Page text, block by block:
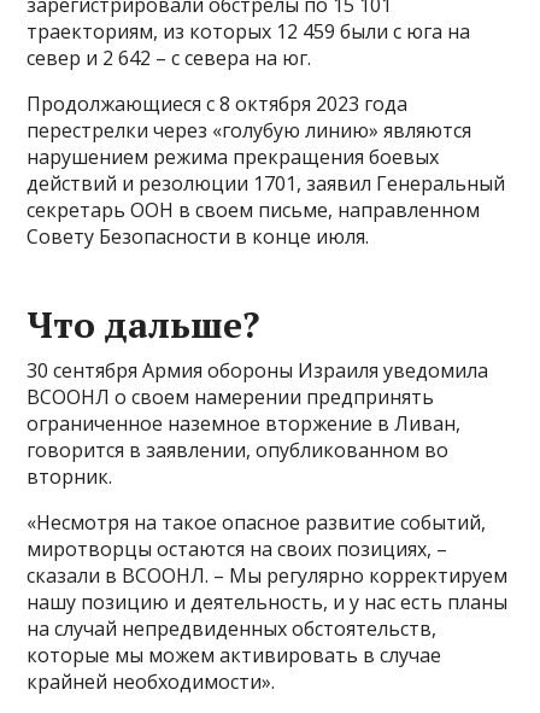
траекториям, из которых 12 459 были с юга на
север и 2 642 – с севера на юг.
Продолжающиеся с 8 октября 2023 года
перестрелки через «голубую линию» являются
нарушением режима прекращения боевых
действий и резолюции 1701, заявил Генеральный
секретарь ООН в своем письме, направленном
Совету Безопасности в конце июля.
Что дальше?
30 сентября Армия обороны Израиля уведомила
ВСООНЛ о своем намерении предпринять
ограниченное наземное вторжение в Ливан,
говорится в заявлении, опубликованном во
вторник.
«Несмотря на такое опасное развитие событий,
миротворцы остаются на своих позициях, –
сказали в ВСООНЛ. – Мы регулярно корректируем
нашу позицию и деятельность, и у нас есть планы
на случай непредвиденных обстоятельств,
которые мы можем активировать в случае
крайней необходимости».